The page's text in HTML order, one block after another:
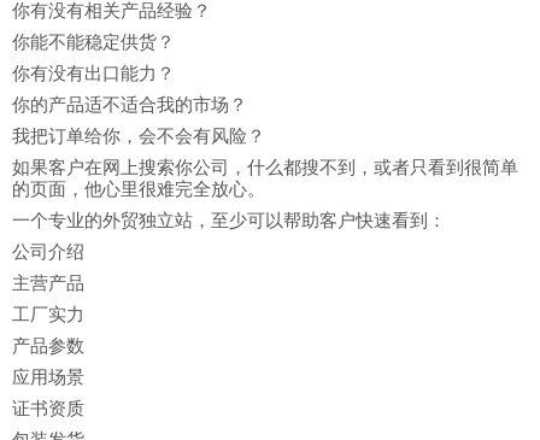
你有没有相关产品经验？
你能不能稳定供货？
你有没有出口能力？
你的产品适不适合我的市场？
我把订单给你，会不会有风险？
如果客户在网上搜索你公司，什么都搜不到，或者只看到很简单
的页面，他心里很难完全放心。
一个专业的外贸独立站，至少可以帮助客户快速看到：
公司介绍
主营产品
工厂实力
产品参数
应用场景
证书资质